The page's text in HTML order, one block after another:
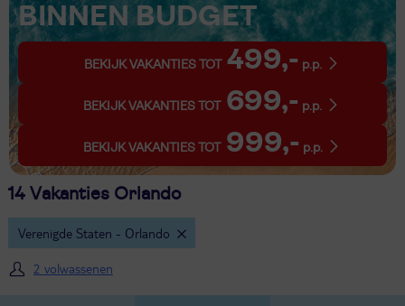
BINNEN BUDGET
BEKIJK VAKANTIES TOT 499,- p.p.
BEKIJK VAKANTIES TOT 699,- p.p.
BEKIJK VAKANTIES TOT 999,- p.p.
14 Vakanties Orlando
Verenigde Staten - Orlando
2 volwassenen